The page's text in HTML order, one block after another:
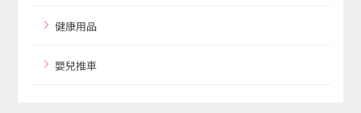
健康用品
嬰兒推車